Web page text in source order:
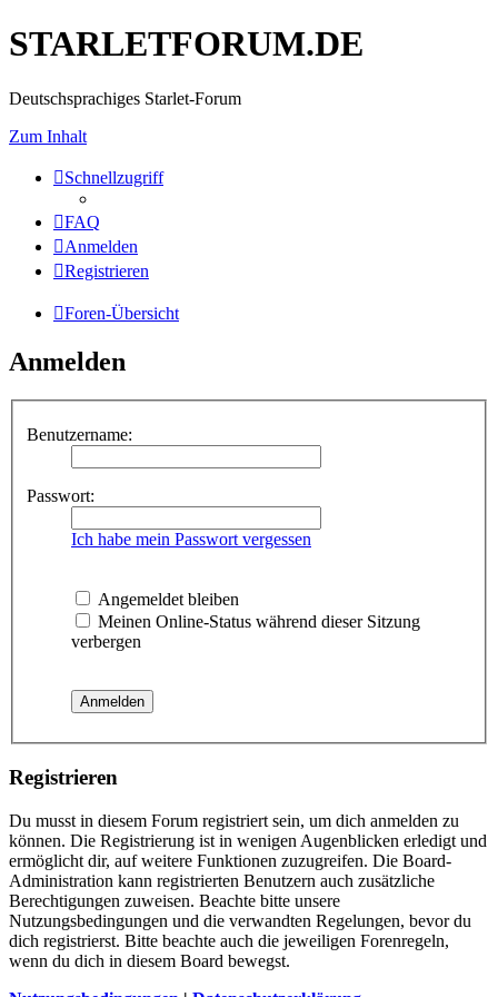
STARLETFORUM.DE
Deutschsprachiges Starlet-Forum
Zum Inhalt
Schnellzugriff
FAQ
Anmelden
Registrieren
Foren-Übersicht
Anmelden
Benutzername:
Passwort:
Ich habe mein Passwort vergessen
Angemeldet bleiben
Meinen Online-Status während dieser Sitzung
verbergen
Registrieren
Du musst in diesem Forum registriert sein, um dich anmelden zu
können. Die Registrierung ist in wenigen Augenblicken erledigt und
ermöglicht dir, auf weitere Funktionen zuzugreifen. Die Board-
Administration kann registrierten Benutzern auch zusätzliche
Berechtigungen zuweisen. Beachte bitte unsere
Nutzungsbedingungen und die verwandten Regelungen, bevor du
dich registrierst. Bitte beachte auch die jeweiligen Forenregeln,
wenn du dich in diesem Board bewegst.